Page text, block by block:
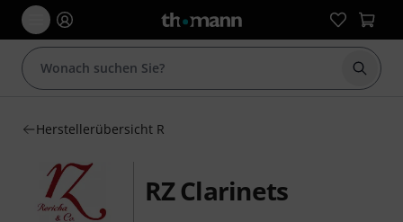
Suche
Herstellerübersicht R
RZ Clarinets